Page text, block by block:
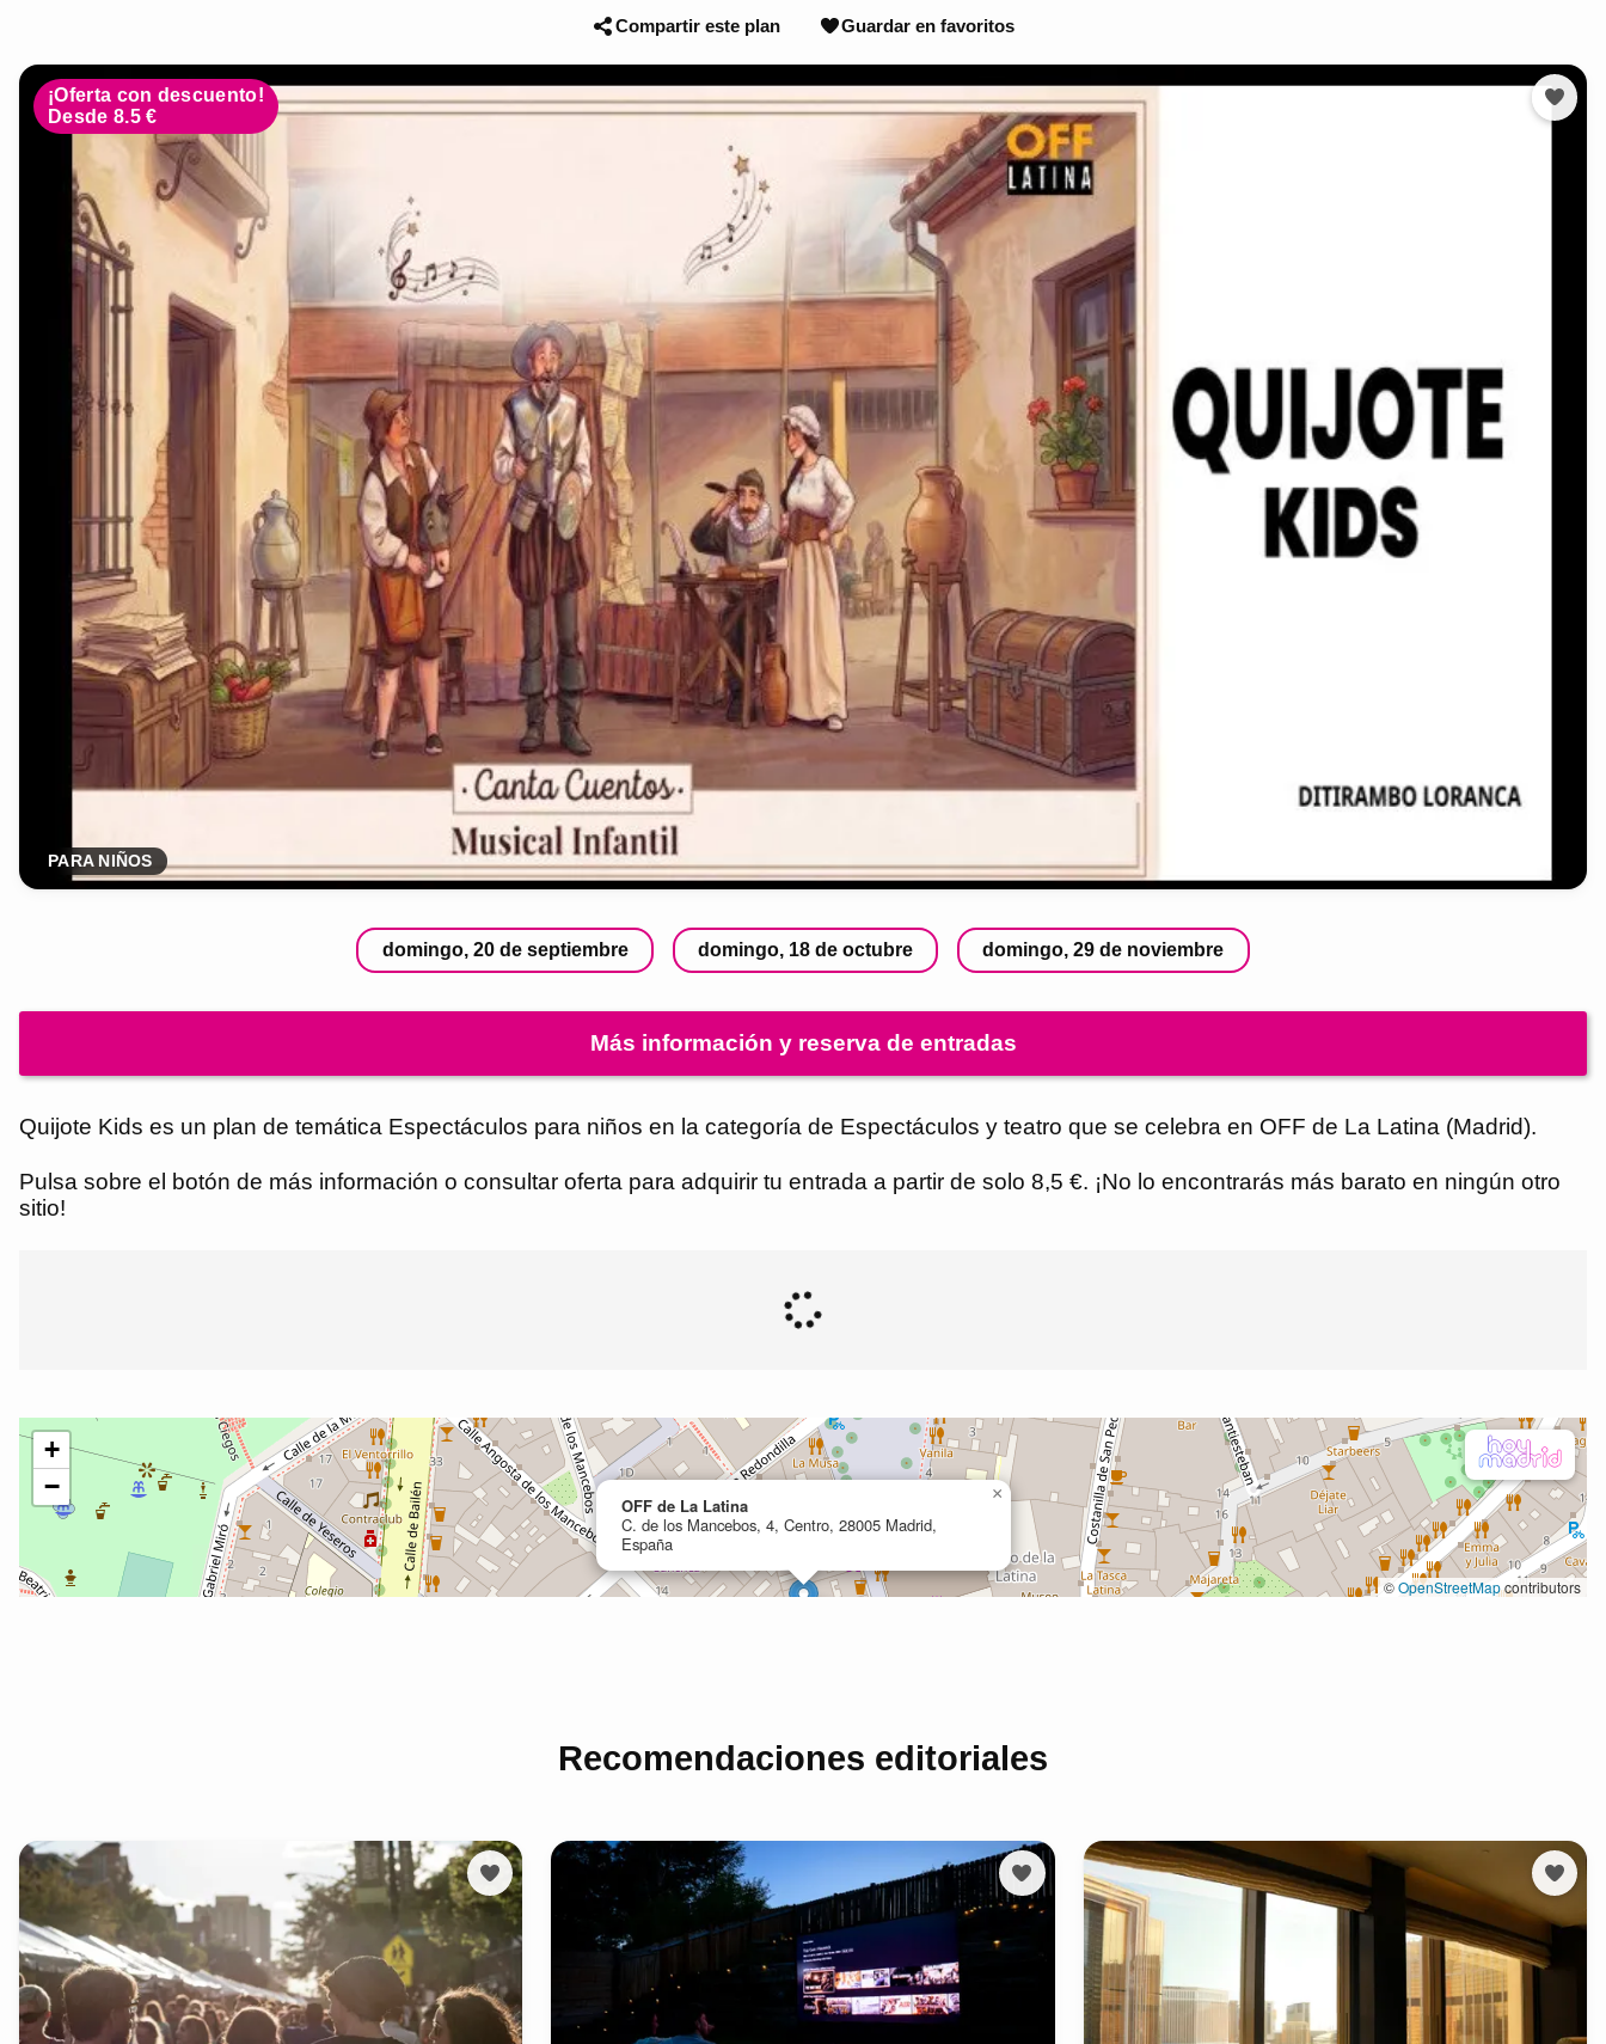
Compartir este plan Guardar en favoritos
¡Oferta con descuento!
Desde 8.5 €
PARA NIÑOS
domingo, 20 de septiembre domingo, 18 de octubre domingo, 29 de noviembre
Más información y reserva de entradas
Quijote Kids es un plan de temática Espectáculos para niños en la categoría de Espectáculos y teatro que se celebra en OFF de La Latina (Madrid).
Pulsa sobre el botón de más información o consultar oferta para adquirir tu entrada a partir de solo 8,5 €. ¡No lo encontrarás más barato en ningún otro
sitio!
Recomendaciones editoriales